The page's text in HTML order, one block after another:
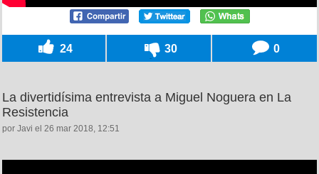
24 30 0
La divertidísima entrevista a Miguel Noguera en La
Resistencia
por Javi el 26 mar 2018, 12:51